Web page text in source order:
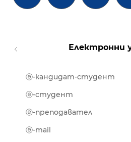
Електронни
ⓔ-кандидат-студент
ⓔ-студент
ⓔ-преподавател
ⓔ-mail